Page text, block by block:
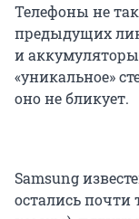
Телефоны не
предыдущих
и
«уникальное»
оно не бликует.
Samsung
остались